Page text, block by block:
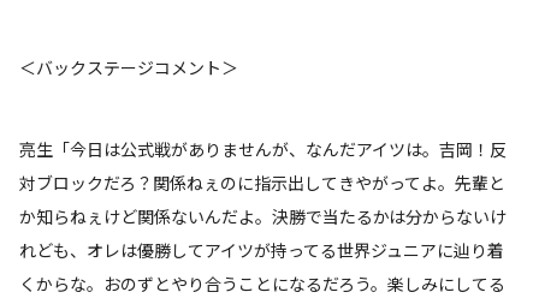
＜バックステージコメント＞
亮生「今日は公式戦がありませんが、なんだアイツは。吉岡！反
対ブロックだろ？関係ねぇのに指示出してきやがってよ。先輩と
か知らねぇけど関係ないんだよ。決勝で当たるかは分からないけ
れども、オレは優勝してアイツが持ってる世界ジュニアに辿り着
くからな。おのずとやり合うことになるだろう。楽しみにしてる